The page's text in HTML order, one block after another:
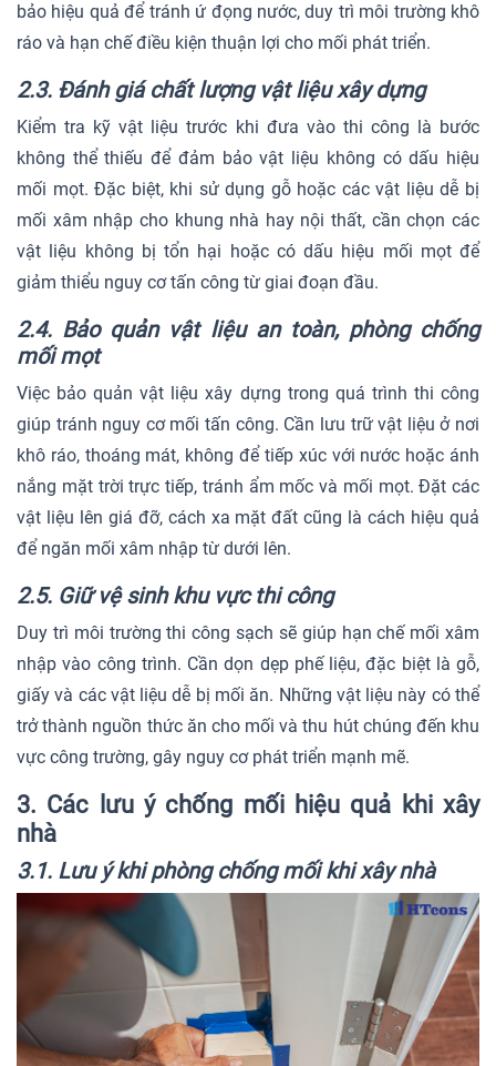
bảo hiệu quả để tránh ứ đọng nước, duy trì môi trường khô
ráo và hạn chế điều kiện thuận lợi cho mối phát triển.
2.3. Đánh giá chất lượng vật liệu xây dựng
Kiểm tra kỹ vật liệu trước khi đưa vào thi công là bước
không thể thiếu để đảm bảo vật liệu không có dấu hiệu
mối mọt. Đặc biệt, khi sử dụng gỗ hoặc các vật liệu dễ bị
mối xâm nhập cho khung nhà hay nội thất, cần chọn các
vật liệu không bị tổn hại hoặc có dấu hiệu mối mọt để
giảm thiểu nguy cơ tấn công từ giai đoạn đầu.
2.4. Bảo quản vật liệu an toàn, phòng chống
mối mọt
Việc bảo quản vật liệu xây dựng trong quá trình thi công
giúp tránh nguy cơ mối tấn công. Cần lưu trữ vật liệu ở nơi
khô ráo, thoáng mát, không để tiếp xúc với nước hoặc ánh
nắng mặt trời trực tiếp, tránh ẩm mốc và mối mọt. Đặt các
vật liệu lên giá đỡ, cách xa mặt đất cũng là cách hiệu quả
để ngăn mối xâm nhập từ dưới lên.
2.5. Giữ vệ sinh khu vực thi công
Duy trì môi trường thi công sạch sẽ giúp hạn chế mối xâm
nhập vào công trình. Cần dọn dẹp phế liệu, đặc biệt là gỗ,
giấy và các vật liệu dễ bị mối ăn. Những vật liệu này có thể
trở thành nguồn thức ăn cho mối và thu hút chúng đến khu
vực công trường, gây nguy cơ phát triển mạnh mẽ.
3. Các lưu ý chống mối hiệu quả khi xây
nhà
3.1. Lưu ý khi phòng chống mối khi xây nhà